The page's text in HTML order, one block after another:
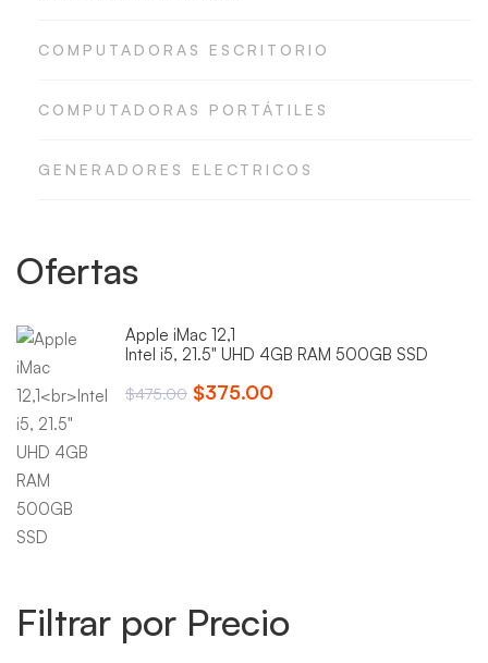
COMPUTADORAS ESCRITORIO
COMPUTADORAS PORTÁTILES
GENERADORES ELECTRICOS
Ofertas
Apple iMac 12,1
Intel i5, 21.5" UHD 4GB RAM 500GB SSD
$475.00 El
$375.00El
Filtrar por Precio